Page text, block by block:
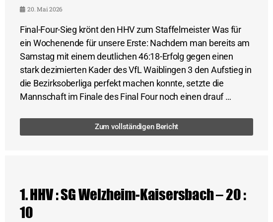
20. Mai 2026
Final-Four-Sieg krönt den HHV zum Staffelmeister Was für
ein Wochenende für unsere Erste: Nachdem man bereits am
Samstag mit einem deutlichen 46:18-Erfolg gegen einen
stark dezimierten Kader des VfL Waiblingen 3 den Aufstieg in
die Bezirksoberliga perfekt machen konnte, setzte die
Mannschaft im Finale des Final Four noch einen drauf …
Zum vollständigen Bericht
1. HHV : SG Welzheim-Kaisersbach – 20 :
10